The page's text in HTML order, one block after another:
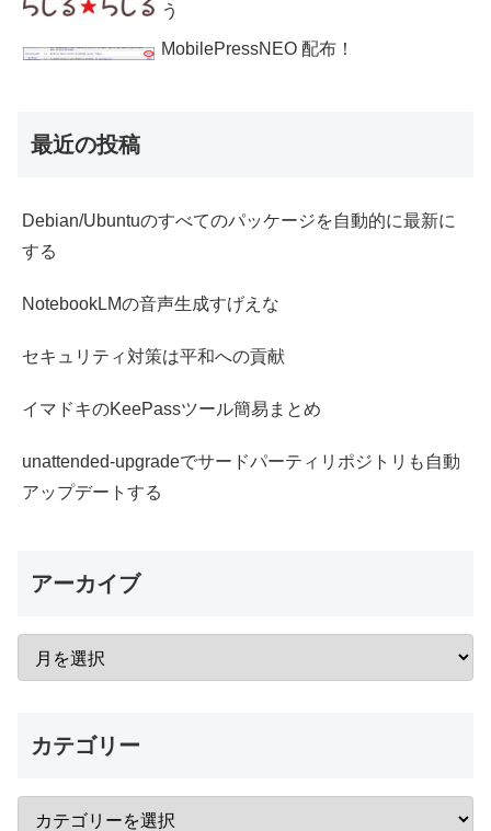
う
MobilePressNEO 配布！
最近の投稿
Debian/Ubuntuのすべてのパッケージを自動的に最新に
する
NotebookLMの音声生成すげえな
セキュリティ対策は平和への貢献
イマドキのKeePassツール簡易まとめ
unattended-upgradeでサードパーティリポジトリも自動
アップデートする
アーカイブ
カテゴリー